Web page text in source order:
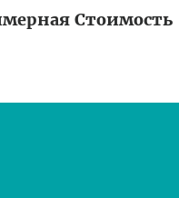
Стоимость